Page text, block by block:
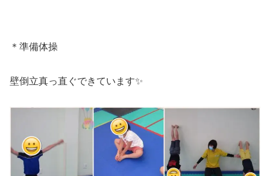
＊準備体操
壁倒立真っ直ぐできています✨